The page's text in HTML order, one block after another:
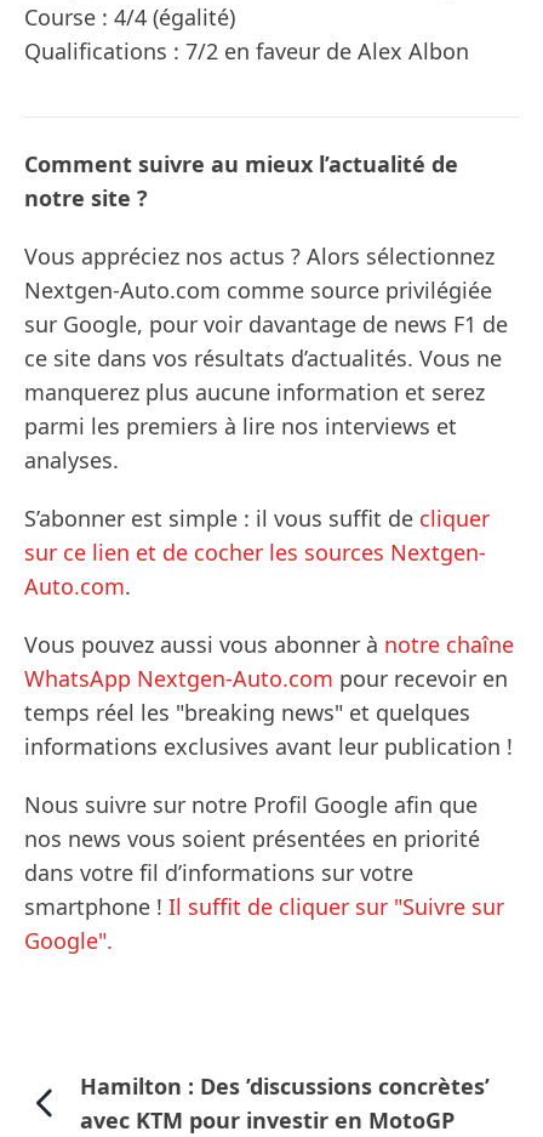
Course : 4/4 (égalité)
Qualifications : 7/2 en faveur de Alex Albon
Comment suivre au mieux l’actualité de
notre site ?
Vous appréciez nos actus ? Alors sélectionnez
Nextgen-Auto.com comme source privilégiée
sur Google, pour voir davantage de news F1 de
ce site dans vos résultats d’actualités. Vous ne
manquerez plus aucune information et serez
parmi les premiers à lire nos interviews et
analyses.
S’abonner est simple : il vous suffit de cliquer
sur ce lien et de cocher les sources Nextgen-
Auto.com.
Vous pouvez aussi vous abonner à notre chaîne
WhatsApp Nextgen-Auto.com pour recevoir en
temps réel les "breaking news" et quelques
informations exclusives avant leur publication !
Nous suivre sur notre Profil Google afin que
nos news vous soient présentées en priorité
dans votre fil d’informations sur votre
smartphone ! Il suffit de cliquer sur "Suivre sur
Google".
Hamilton : Des ’discussions concrètes’
avec KTM pour investir en MotoGP